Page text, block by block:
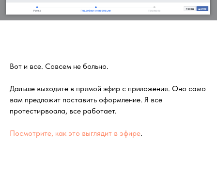
Вот и все. Совсем не больно.
Дальше выходите в прямой эфир с приложения. Оно само
вам предложит поставить оформление. Я все
протестирвоала, все работает.
Посмотрите, как это выглядит в эфире.